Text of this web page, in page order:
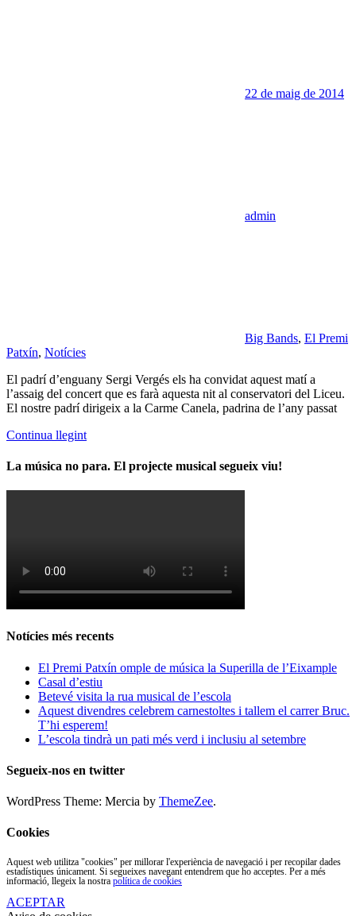
22 de maig de 2014
admin
Big Bands, El Premi
Patxín, Notícies
El padrí d’enguany Sergi Vergés els ha convidat aquest matí a
l’assaig del concert que es farà aquesta nit al conservatori del Liceu.
El nostre padrí dirigeix a la Carme Canela, padrina de l’any passat
Continua llegint
La música no para. El projecte musical segueix viu!
Notícies més recents
El Premi Patxín omple de música la Superilla de l’Eixample
Casal d’estiu
Betevé visita la rua musical de l’escola
Aquest divendres celebrem carnestoltes i tallem el carrer Bruc.
T’hi esperem!
L’escola tindrà un pati més verd i inclusiu al setembre
Segueix-nos en twitter
WordPress Theme: Mercia by ThemeZee.
Cookies
Aquest web utilitza "cookies" per millorar l'experiència de navegació i per recopilar dades
estadístiques únicament. Si segueixes navegant entendrem que ho acceptes. Per a més
informació, llegeix la nostra política de cookies
ACEPTAR